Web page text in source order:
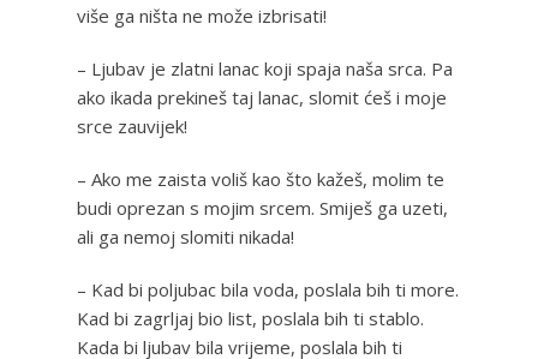
više ga ništa ne može izbrisati!
– Ljubav je zlatni lanac koji spaja naša srca. Pa
ako ikada prekineš taj lanac, slomit ćeš i moje
srce zauvijek!
– Ako me zaista voliš kao što kažeš, molim te
budi oprezan s mojim srcem. Smiješ ga uzeti,
ali ga nemoj slomiti nikada!
– Kad bi poljubac bila voda, poslala bih ti more.
Kad bi zagrljaj bio list, poslala bih ti stablo.
Kada bi ljubav bila vrijeme, poslala bih ti